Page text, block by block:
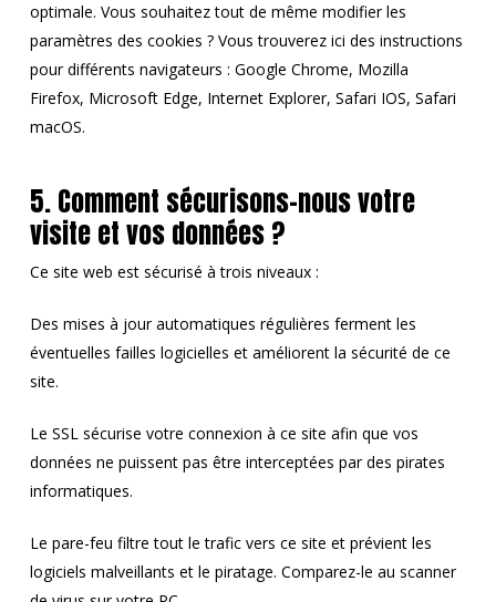
optimale. Vous souhaitez tout de même modifier les
paramètres des cookies ? Vous trouverez ici des instructions
pour différents navigateurs : Google Chrome, Mozilla
Firefox, Microsoft Edge, Internet Explorer, Safari IOS, Safari
macOS.
5. Comment sécurisons-nous votre
visite et vos données ?
Ce site web est sécurisé à trois niveaux :
Des mises à jour automatiques régulières ferment les
éventuelles failles logicielles et améliorent la sécurité de ce
site.
Le SSL sécurise votre connexion à ce site afin que vos
données ne puissent pas être interceptées par des pirates
informatiques.
Le pare-feu filtre tout le trafic vers ce site et prévient les
logiciels malveillants et le piratage. Comparez-le au scanner